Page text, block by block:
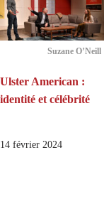
Suzane O’Neill
Ulster American :
identité et célébrité
14 février 2024